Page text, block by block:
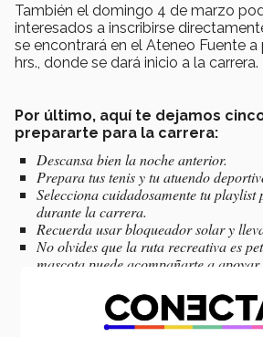
También el domingo 4 de marzo
interesados a inscribirse
se encontrará en el Ateneo Fuente a
hrs., donde se dará inicio a la carrera.
Por último, aquí te dejamos
prepararte para la carrera:
Descansa bien la noche anterior.
Prepara tus tenis y tu atuendo
Selecciona cuidadosamente tu
durante la carrera.
Recuerda usar bloqueador solar y
No olvides que la ruta recreativa es
mascota puede acompañarte a apoyar
PDF
CONVOCATORIA
RECREATIVA 5K Y